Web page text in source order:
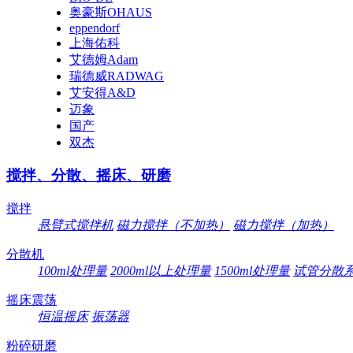
奥豪斯OHAUS
eppendorf
上海佑科
艾德姆Adam
瑞德威RADWAG
艾安得A&D
迈象
国产
双杰
搅拌、分散、摇床、研磨
搅拌
悬臂式搅拌机 磁力搅拌（不加热） 磁力搅拌（加热）
分散机
100ml处理量 2000ml以上处理量 1500ml处理量 试管分散
摇床震荡
恒温摇床 振荡器
粉碎研磨